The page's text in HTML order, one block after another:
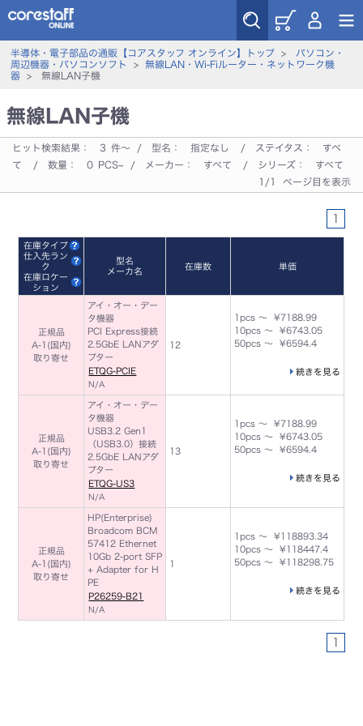
半導体・電子部品の通販【コアスタッフ オンライン】トップ>
パソコン・
周辺機器・パソコンソフト
> 無線LAN・Wi-Fiルーター・ネットワーク機
器> 無線LAN子機
無線LAN子機
ヒット検索結果： 3 件～ / 型名： 指定なし / ステイタス：
すべ
て
/ 数量： 0 PCS~ / メーカー： すべて / シリーズ：
すべて
1/1 ページ目を表示
1
在庫タイプ
仕入先ラン
ク
在庫ロケー
ション
型名
メーカ名
在庫数 単価
正規品
A-1(国内)
取り寄せ
アイ・オー・デー
タ機器
PCI Express接続
2.5GbE LANアダ
プター
ETQG-PCIE
N/A
12
1pcs ～ ¥7188.99
10pcs ～ ¥6743.05
50pcs ～ ¥6594.4
続きを見る
正規品
A-1(国内)
取り寄せ
アイ・オー・デー
タ機器
USB3.2 Gen1
（USB3.0）接続
2.5GbE LANアダ
プター
ETQG-US3
N/A
13
1pcs ～ ¥7188.99
10pcs ～ ¥6743.05
50pcs ～ ¥6594.4
続きを見る
正規品
A-1(国内)
取り寄せ
HP(Enterprise)
Broadcom BCM
57412 Ethernet
10Gb 2-port SFP
+ Adapter for H
PE
P26259-B21
N/A
1
1pcs ～ ¥118893.34
10pcs ～ ¥118447.4
50pcs ～ ¥118298.75
続きを見る
1